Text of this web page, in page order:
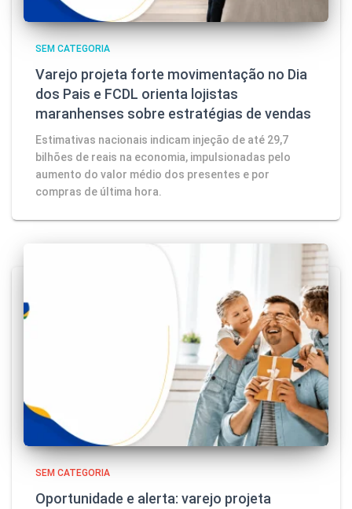
SEM CATEGORIA
Varejo projeta forte movimentação no Dia
dos Pais e FCDL orienta lojistas
maranhenses sobre estratégias de vendas
Estimativas nacionais indicam injeção de até 29,7
bilhões de reais na economia, impulsionadas pelo
aumento do valor médio dos presentes e por
compras de última hora.
SEM CATEGORIA
Oportunidade e alerta: varejo projeta